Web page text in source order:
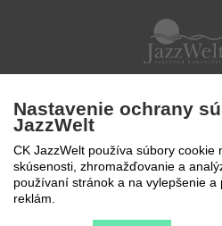
Po - Pi 9 -
0850
Nastavenie ochrany
JazzWelt
CK JazzWelt používa súbory cookie
skúsenosti, zhromažďovanie a
používaní stránok a na vylepšenie a
reklám.